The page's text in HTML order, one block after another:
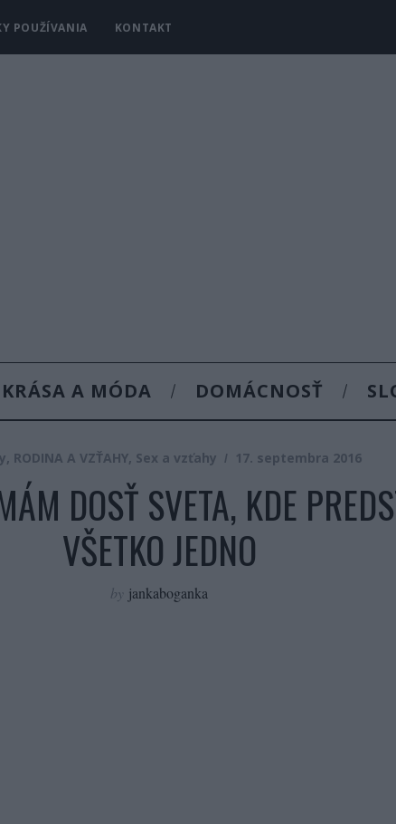
POUŽÍVANIA KONTAKT
KRÁSA A MÓDA DOMÁCNOSŤ
, RODINA A VZŤAHY, Sex a vzťahy 17. septembra 2016
DOSŤ SVETA, KDE
VŠETKO JEDNO
by jankaboganka